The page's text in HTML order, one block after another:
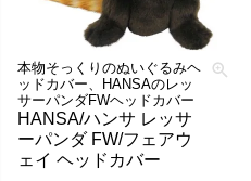
本物そっくりのぬいぐるみヘ
ッドカバー、HANSAのレッ
サーパンダFWヘッドカバー
HANSA/ハンサ レッサ
ーパンダ FW/フェアウ
ェイ ヘッドカバー